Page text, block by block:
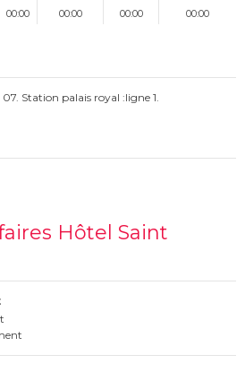
00:00 00:00 00:00 00:00
Station palais royal :ligne 1.
Hôtel Saint